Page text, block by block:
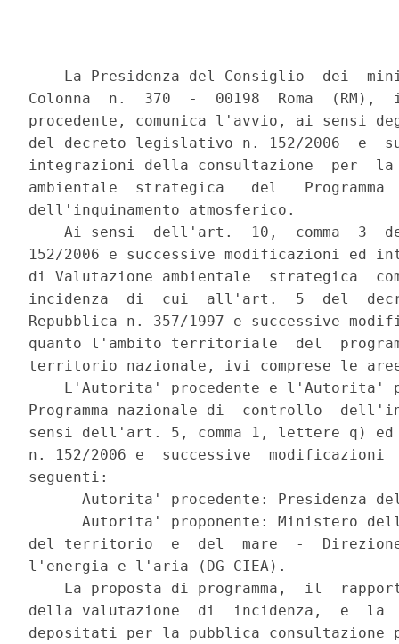
La Presidenza del Consiglio  dei
Colonna  n.  370  -  00198  Roma
procedente, comunica l'avvio, ai sensi
del decreto legislativo n. 152/2006  e
integrazioni della consultazione  per  la
ambientale  strategica   del
dell'inquinamento atmosferico.
Ai sensi  dell'art.  10,  comma  3
152/2006 e successive modificazioni ed
di Valutazione ambientale  strategica
incidenza  di  cui  all'art.  5  del
Repubblica n. 357/1997 e successive
quanto l'ambito territoriale  del
territorio nazionale, ivi comprese le
L'Autorita' procedente e l'Autorita'
Programma nazionale di  controllo
sensi dell'art. 5, comma 1, lettere q)
n. 152/2006 e  successive
seguenti:
Autorita' procedente: Presidenza
Autorita' proponente: Ministero
del territorio  e  del  mare  -
l'energia e l'aria (DG CIEA).
La proposta di programma,  il
della valutazione  di  incidenza,  e  la
depositati per la pubblica consultazione